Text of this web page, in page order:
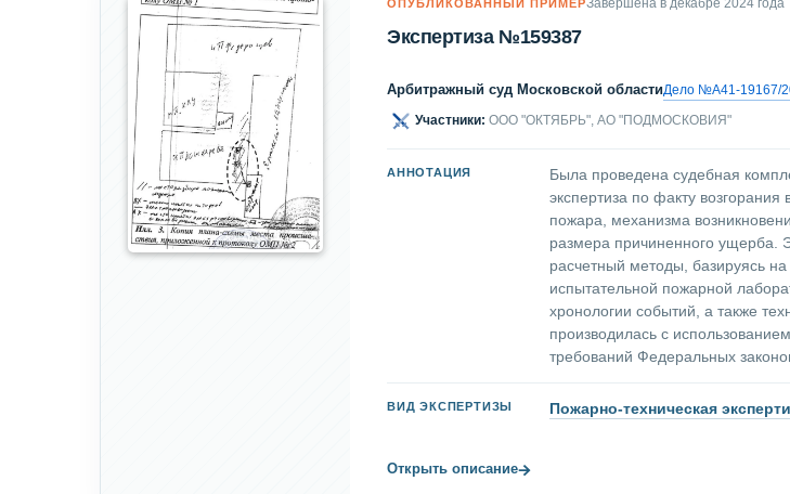
Экспертиза №159387
Арбитражный суд Московской областиДело №А41-19167/
Участники: ООО "ОКТЯБРЬ", АО "ПОДМОСКОВИЯ"
АННОТАЦИЯ
Была проведена судебная
экспертиза по факту
пожара, механизма
размера причиненного ущерба.
расчетный методы, базируясь
испытательной пожарной
хронологии событий, а также
производилась с
требований Федеральных
ВИД ЭКСПЕРТИЗЫ Пожарно-техническая
Открыть описание→